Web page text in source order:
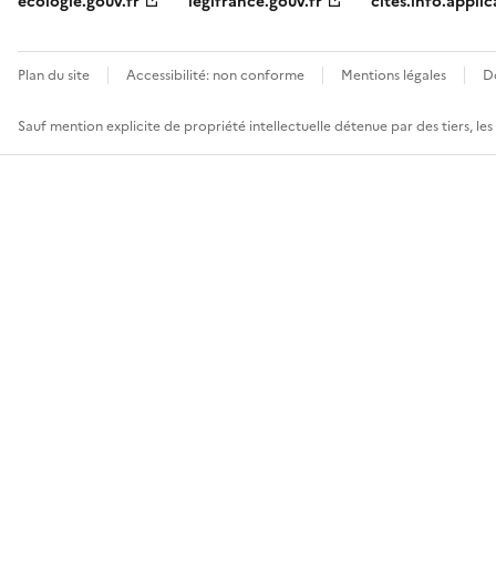
Plan du site Accessibilité: non conforme Mentions légales
Sauf mention explicite de propriété intellectuelle détenue par des tiers,